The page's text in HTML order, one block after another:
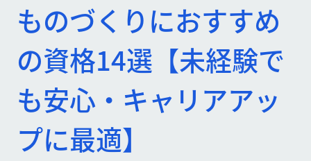
ものづくりにおすすめ
の資格14選【未経験で
も安心・キャリアアッ
プに最適】